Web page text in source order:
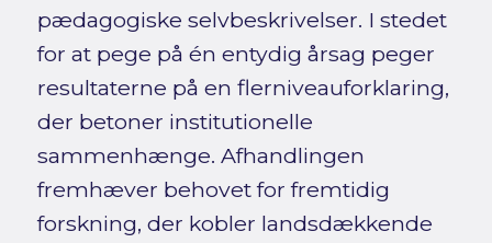
pædagogiske selvbeskrivelser. I stedet
for at pege på én entydig årsag peger
resultaterne på en flerniveauforklaring,
der betoner institutionelle
sammenhænge. Afhandlingen
fremhæver behovet for fremtidig
forskning, der kobler landsdækkende